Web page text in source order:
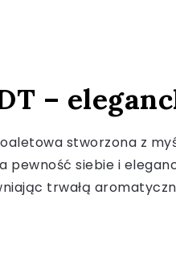
–
stworzona z
pewność siebie i
trwałą